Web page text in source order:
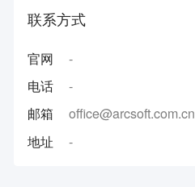
联系方式
官网
-
电话
-
邮箱
office@arcsoft.com.cn
地址
-